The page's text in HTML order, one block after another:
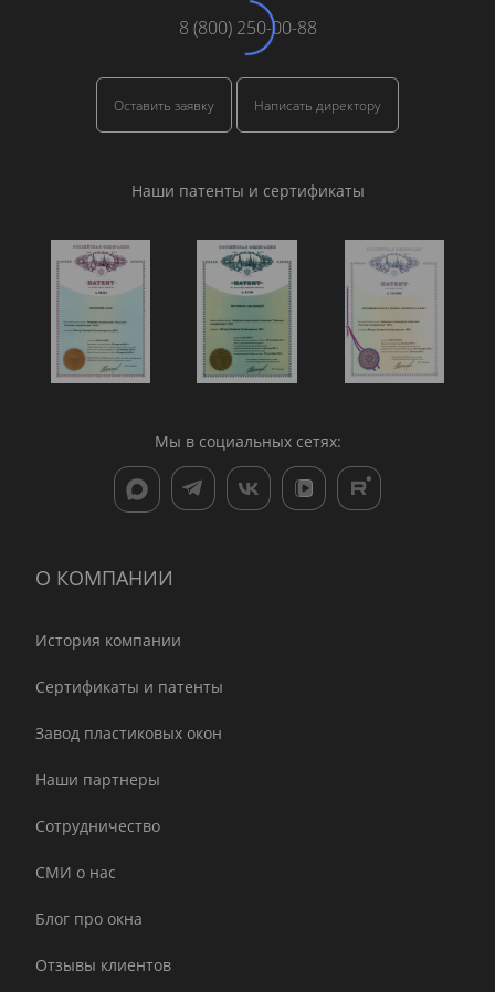
8 (800) 250-00-88
Оставить заявку Написать директору
Наши патенты и сертификаты
Мы в социальных сетях:
О КОМПАНИИ
История компании
Сертификаты и патенты
Завод пластиковых окон
Наши партнеры
Сотрудничество
СМИ о нас
Блог про окна
Отзывы клиентов